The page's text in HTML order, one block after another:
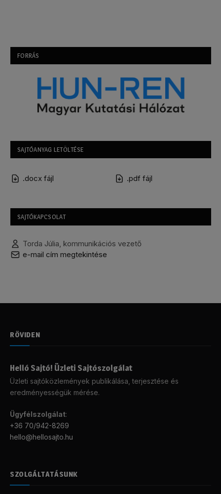
FORRÁS
SAJTÓANYAG LETÖLTÉSE
.docx fájl .pdf fájl
SAJTÓKAPCSOLAT
Torda Júlia, kommunikációs vezető
e-mail cím megtekintése
RÖVIDEN
Helló Sajtó! Üzleti Sajtószolgálat
Üzleti sajtóközlemények publikálása, terjesztése és
eredményességük mérése.
Ügyfélszolgálat:
+36 70/942-8269
hello@hellosajto.hu
SZOLGÁLTATÁSUNK